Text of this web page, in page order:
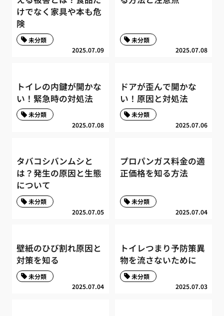
けでなく家具や本も危
険
2025.07.09
未分類
2025.07.08
未分類
トイレの内鍵が開かな
い！緊急時の対処法
2025.07.08
未分類
ドアが歪んで開かな
い！原因と対処法
2025.07.06
未分類
タバコシバンムシと
は？発生の原因と生態
について
2025.07.05
未分類
プロパンガス料金の適
正価格を知る方法
2025.07.04
未分類
壁紙のひび割れ原因と
対策を知る
2025.07.04
未分類
トイレつまり予防策異
物を流さないために
2025.07.03
未分類